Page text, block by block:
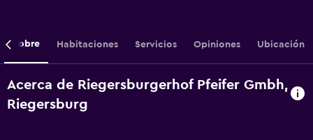
Sobre Habitaciones Servicios Opiniones Ubicación
Acerca de Riegersburgerhof Pfeifer Gmbh,
Riegersburg